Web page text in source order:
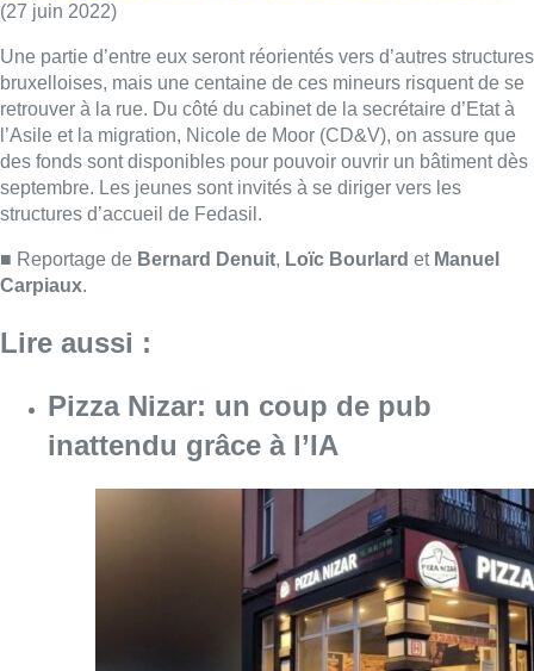
Lire aussi :
Pizza Nizar: un coup de pub
inattendu grâce à l’IA
Consulter l'article "Pizza Nizar: un coup de
Foire du Midi: les visiteurs au